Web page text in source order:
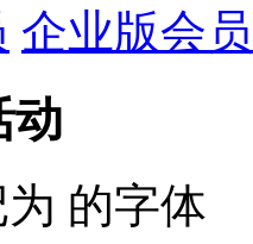
企业版会员
动
的字体